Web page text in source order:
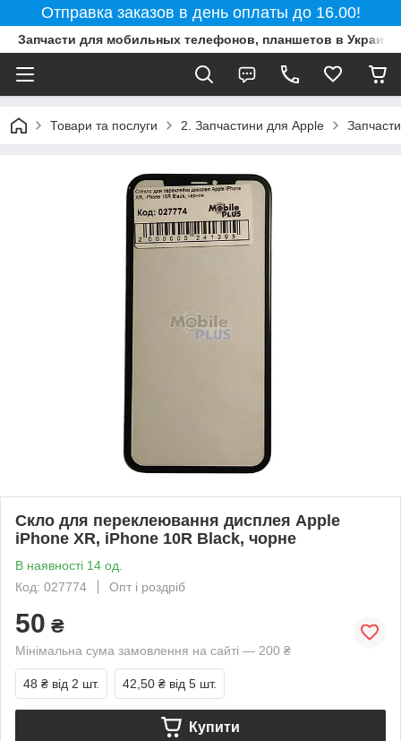
Отправка заказов в день оплаты до 16.00!
Запчасти для мобильных телефонов, планшетов в
Товари та послуги 2. Запчастини для Apple
Скло для переклеювання дисплея Apple
iPhone XR, iPhone 10R Black, чорне
В наявності 14 од.
Код: 027774
Опт і роздріб
50 ₴
Мінімальна сума замовлення на сайті — 200 ₴
48 ₴ від 2 шт. 42,50 ₴ від 5 шт.
Купити